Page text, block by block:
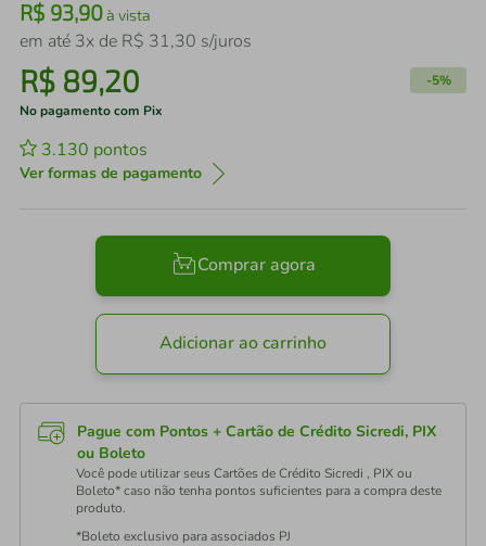
R$ 93,90à vista
em até 3x de R$ 31,30 s/juros
R$ 89,20 -5%
No pagamento com Pix
3.130 pontos
Ver formas de pagamento
Comprar agora
Adicionar ao carrinho
Pague com Pontos + Cartão de Crédito Sicredi, PIX
ou Boleto
Você pode utilizar seus Cartões de Crédito Sicredi , PIX ou
Boleto* caso não tenha pontos suficientes para a compra deste
produto.
*Boleto exclusivo para associados PJ